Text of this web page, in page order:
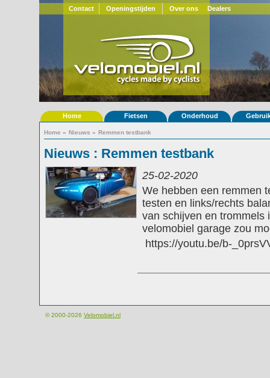
Contact Openingstijden Over ons Dealers
Home Fietsen Onderhoud
Home » Nieuws » Remmen testbank
Nieuws : Remmen testbank
25-02-2020
We hebben een remmen
testen en links/rechts
van schijven en trommels
velomobiel garage zou
https://youtu.be/b-
© 2000-2026 Velomobiel.nl